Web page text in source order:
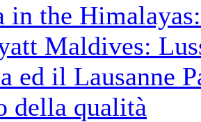
in the
Maldives:
ed il Lausanne
della qualità